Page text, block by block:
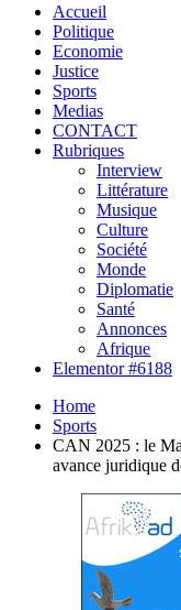
Accueil
Politique
Economie
Justice
Sports
Medias
CONTACT
Rubriques
Interview
Littérature
Musique
Culture
Société
Monde
Diplomatie
Santé
Annonces
Afrique
Elementor #6188
Home
Sports
CAN 2025 : le
avance juridique